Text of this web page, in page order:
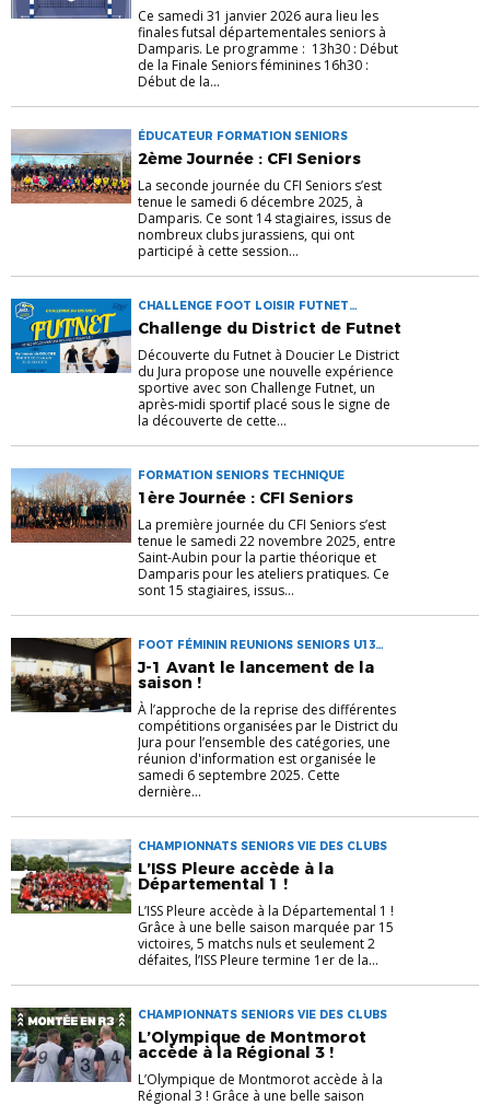
Ce samedi 31 janvier 2026 aura lieu les
finales futsal départementales seniors à
Damparis. Le programme : 13h30 : Début
de la Finale Seniors féminines 16h30 :
Début de la...
ÉDUCATEUR FORMATION SENIORS
2ème Journée : CFI Seniors
La seconde journée du CFI Seniors s’est
tenue le samedi 6 décembre 2025, à
Damparis. Ce sont 14 stagiaires, issus de
nombreux clubs jurassiens, qui ont
participé à cette session...
CHALLENGE FOOT LOISIR FUTNET
SENIORS
Challenge du District de Futnet
Découverte du Futnet à Doucier Le District
du Jura propose une nouvelle expérience
sportive avec son Challenge Futnet, un
après-midi sportif placé sous le signe de
la découverte de cette...
FORMATION SENIORS TECHNIQUE
1ère Journée : CFI Seniors
La première journée du CFI Seniors s’est
tenue le samedi 22 novembre 2025, entre
Saint-Aubin pour la partie théorique et
Damparis pour les ateliers pratiques. Ce
sont 15 stagiaires, issus...
FOOT FÉMININ REUNIONS SENIORS U13
U13F U15 U18 U18F
J-1 Avant le lancement de la
saison !
À l’approche de la reprise des différentes
compétitions organisées par le District du
Jura pour l’ensemble des catégories, une
réunion d'information est organisée le
samedi 6 septembre 2025. Cette
dernière...
CHAMPIONNATS SENIORS VIE DES CLUBS
L’ISS Pleure accède à la
Départemental 1 !
L’ISS Pleure accède à la Départemental 1 !
Grâce à une belle saison marquée par 15
victoires, 5 matchs nuls et seulement 2
défaites, l’ISS Pleure termine 1er de la...
CHAMPIONNATS SENIORS VIE DES CLUBS
L’Olympique de Montmorot
accède à la Régional 3 !
L’Olympique de Montmorot accède à la
Régional 3 ! Grâce à une belle saison